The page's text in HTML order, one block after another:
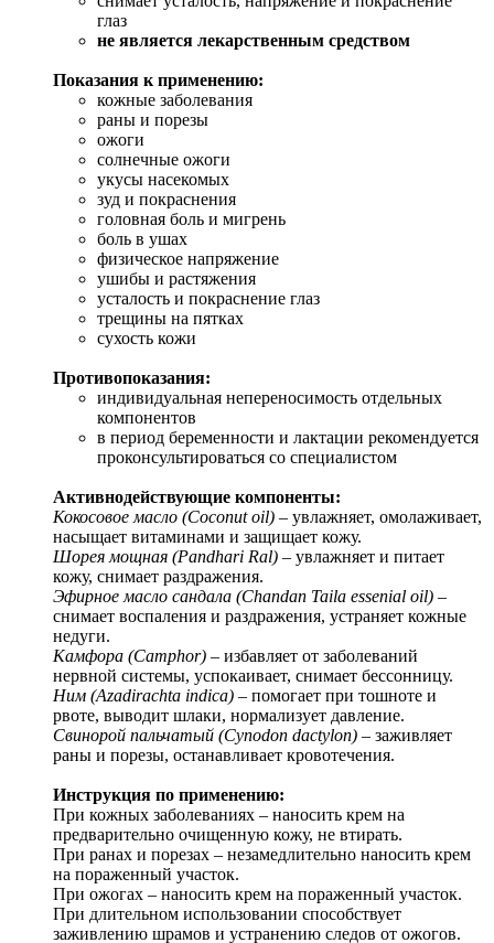
глаз
не является лекарственным средством
Показания к применению:
кожные заболевания
раны и порезы
ожоги
солнечные ожоги
укусы насекомых
зуд и покраснения
головная боль и мигрень
боль в ушах
физическое напряжение
ушибы и растяжения
усталость и покраснение глаз
трещины на пятках
сухость кожи
Противопоказания:
индивидуальная непереносимость отдельных
компонентов
в период беременности и лактации рекомендуется
проконсультироваться со специалистом
Активнодействующие компоненты:
Кокосовое масло (Coconut oil) – увлажняет, омолаживает,
насыщает витаминами и защищает кожу.
Шорея мощная (Pandhari Ral) – увлажняет и питает
кожу, снимает раздражения.
Эфирное масло сандала (Chandan Taila essenial oil) –
снимает воспаления и раздражения, устраняет кожные
недуги.
Камфора (Camphor) – избавляет от заболеваний
нервной системы, успокаивает, снимает бессонницу.
Ним (Azadirachta indica) – помогает при тошноте и
рвоте, выводит шлаки, нормализует давление.
Свинорой пальчатый (Cynodon dactylon) – заживляет
раны и порезы, останавливает кровотечения.
Инструкция по применению:
При кожных заболеваниях – наносить крем на
предварительно очищенную кожу, не втирать.
При ранах и порезах – незамедлительно наносить крем
на пораженный участок.
При ожогах – наносить крем на пораженный участок.
При длительном использовании способствует
заживлению шрамов и устранению следов от ожогов.